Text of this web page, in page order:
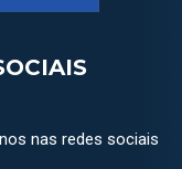
nas redes sociais